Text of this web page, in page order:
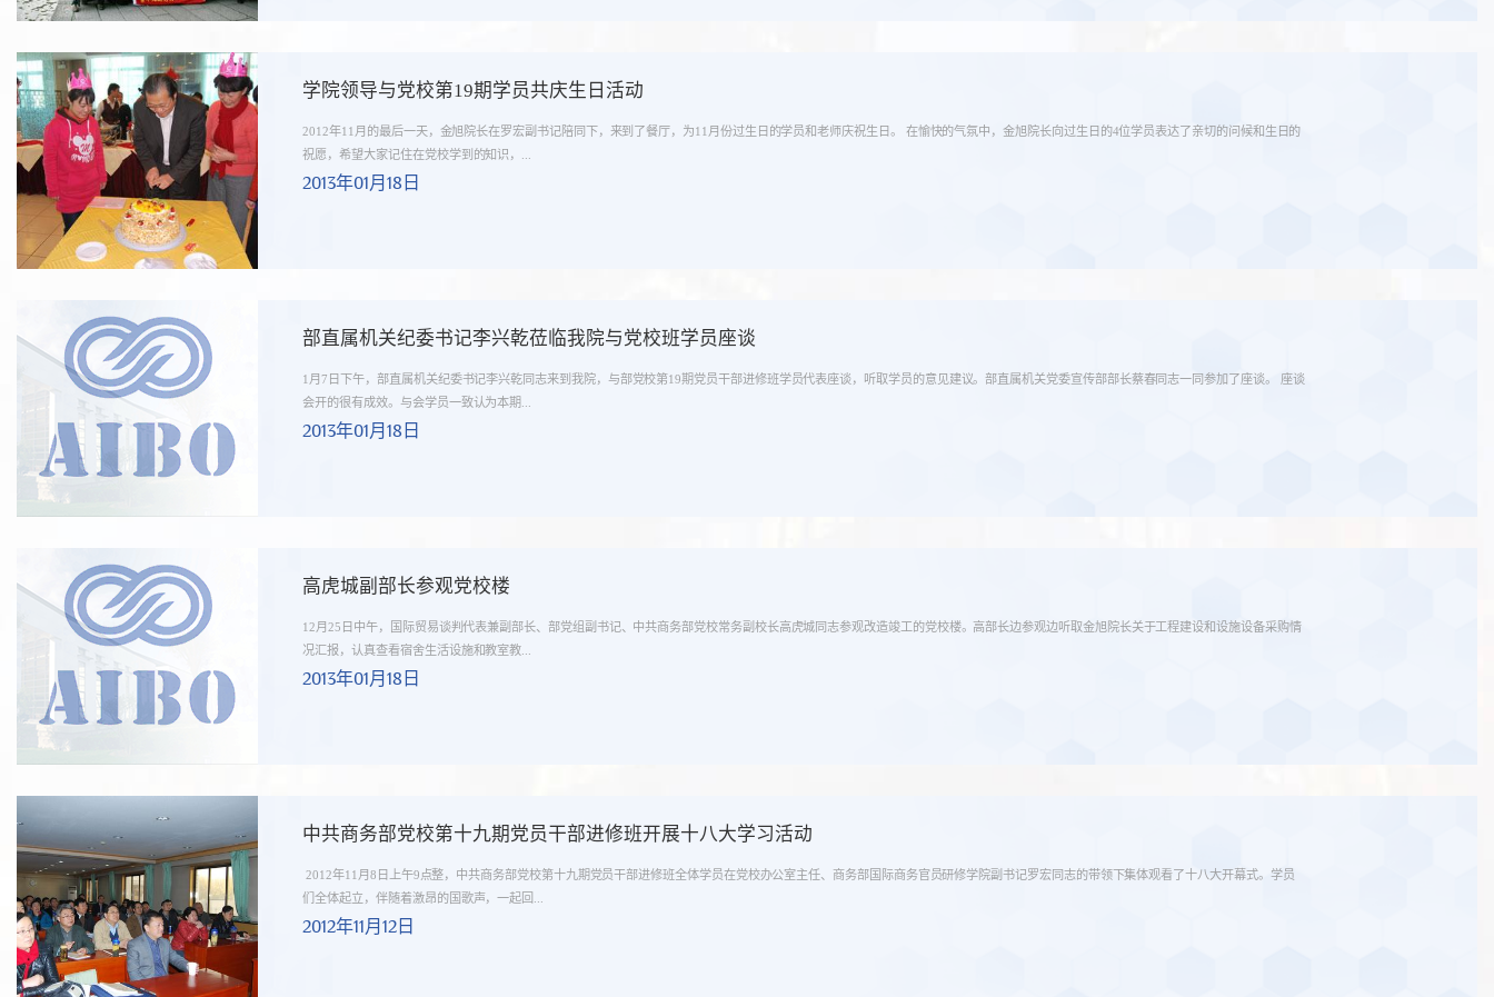
学院领导与党校第19期学员共庆生日活动
2012年11月的最后一天，金旭院长在罗宏副书记陪同下，来到了餐厅，为11月份过生日的学员和老师庆祝生日。 在愉快的气氛中，金旭院长向过生日的4位学员表达了亲切的问候和生日的
祝愿，希望大家记住在党校学到的知识，...
2013年01月18日
部直属机关纪委书记李兴乾莅临我院与党校班学员座谈
1月7日下午，部直属机关纪委书记李兴乾同志来到我院，与部党校第19期党员干部进修班学员代表座谈，听取学员的意见建议。部直属机关党委宣传部部长蔡春同志一同参加了座谈。 座谈
会开的很有成效。与会学员一致认为本期...
2013年01月18日
高虎城副部长参观党校楼
12月25日中午，国际贸易谈判代表兼副部长、部党组副书记、中共商务部党校常务副校长高虎城同志参观改造竣工的党校楼。高部长边参观边听取金旭院长关于工程建设和设施设备采购情
况汇报，认真查看宿舍生活设施和教室教...
2013年01月18日
中共商务部党校第十九期党员干部进修班开展十八大学习活动
2012年11月8日上午9点整，中共商务部党校第十九期党员干部进修班全体学员在党校办公室主任、商务部国际商务官员研修学院副书记罗宏同志的带领下集体观看了十八大开幕式。学员
们全体起立，伴随着激昂的国歌声，一起回...
2012年11月12日